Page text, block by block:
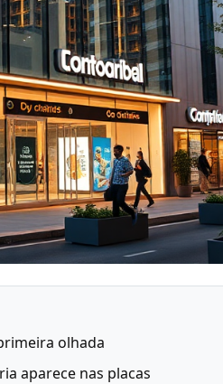
olhada
aparece nas placas